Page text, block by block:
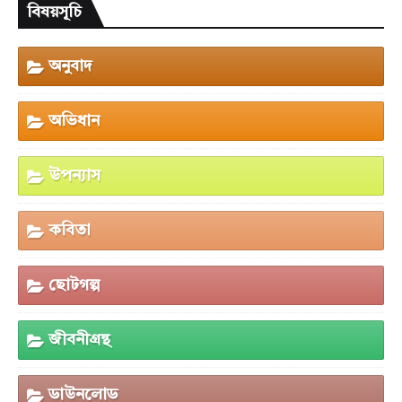
বিষয়সূচি
অনুবাদ
অভিধান
উপন্যাস
কবিতা
ছোটগল্প
জীবনীগ্রন্থ
ডাউনলোড